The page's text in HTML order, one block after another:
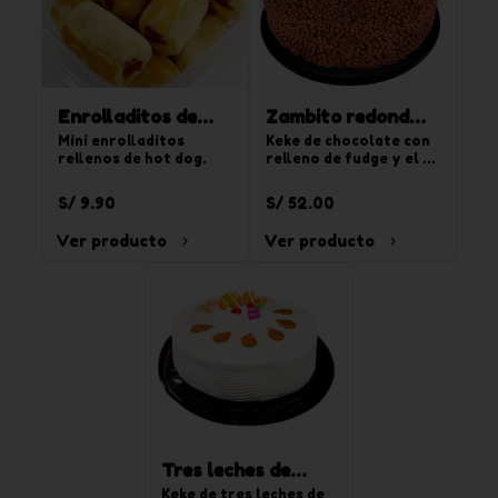
Enrolladitos de
hot dog 15 und
Mini enrolladitos
rellenos de hot dog.
S/ 9.90
Ver producto
Zambito redondo
chico
Keke de chocolate con
relleno de fudge y el
crema de vainilla y
chispas de
chocoyogurt. Para 20
tajadas.
S/ 52.00
Ver producto
Tres leches de
Keke de tres leches de